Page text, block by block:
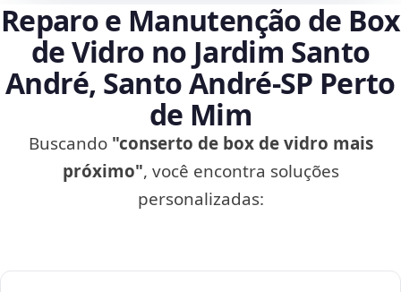
Reparo e Manutenção de Box
de Vidro no Jardim Santo
André, Santo André‑SP Perto
de Mim
Buscando "conserto de box de vidro mais
próximo", você encontra soluções
personalizadas: